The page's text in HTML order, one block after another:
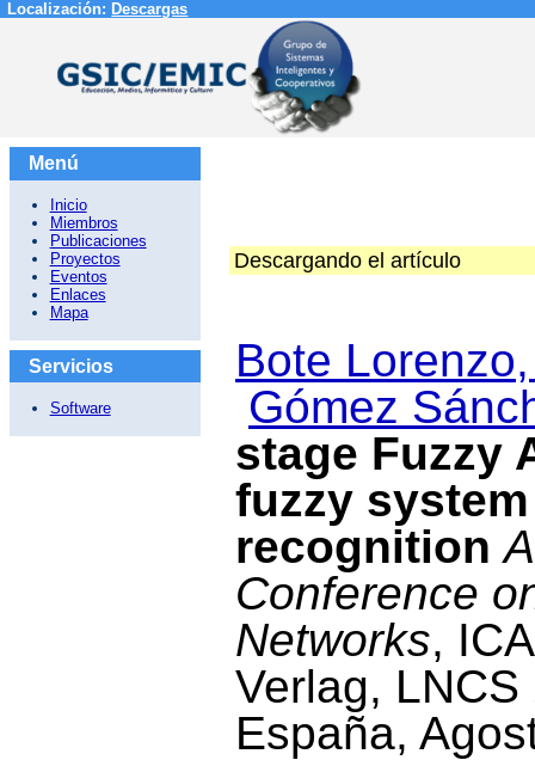
Localización: Descargas
Menú
Inicio
Miembros
Publicaciones
Proyectos
Eventos
Enlaces
Mapa
Servicios
Software
Descargando el artículo
Bote
Gómez
stage Fuzzy
fuzzy
recognition
Conference
Networks,
Verlag,
España,